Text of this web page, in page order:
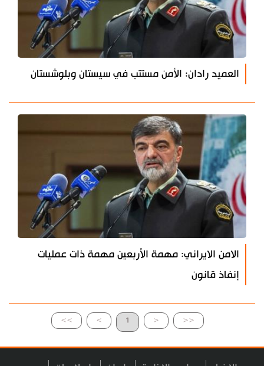
العميد رادان: الأمن مستتب في سيستان وبلوشستان
الامن الايراني: مهمة الأربعين مهمة ذات عمليات
إنفاذ قانون
>> > 1 < <<